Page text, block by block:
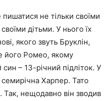
не тільки своїми
дітьми. У нього їх
якого звуть Бруклін,
його Ромео, якому
– 13-річний підліток. У
семирічна Харпер. Тато
нещодавно він зводив